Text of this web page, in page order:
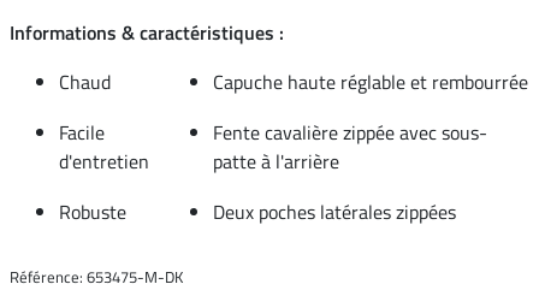
Informations & caractéristiques :
Chaud
Capuche haute réglable et rembourrée
Facile
d'entretien
Fente cavalière zippée avec sous-
patte à l'arrière
Robuste
Deux poches latérales zippées
Référence: 653475-M-DK